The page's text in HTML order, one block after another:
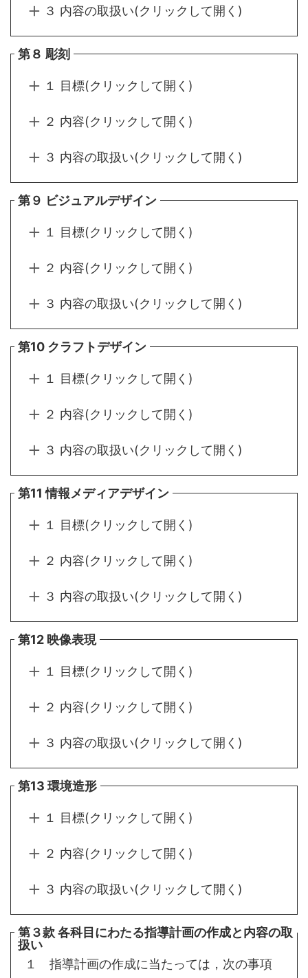
３ 内容の取扱い(クリックして開く)
第８ 彫刻
１ 目標(クリックして開く)
２ 内容(クリックして開く)
３ 内容の取扱い(クリックして開く)
第９ ビジュアルデザイン
１ 目標(クリックして開く)
２ 内容(クリックして開く)
３ 内容の取扱い(クリックして開く)
第10 クラフトデザイン
１ 目標(クリックして開く)
２ 内容(クリックして開く)
３ 内容の取扱い(クリックして開く)
第11 情報メディアデザイン
１ 目標(クリックして開く)
２ 内容(クリックして開く)
３ 内容の取扱い(クリックして開く)
第12 映像表現
１ 目標(クリックして開く)
２ 内容(クリックして開く)
３ 内容の取扱い(クリックして開く)
第13 環境造形
１ 目標(クリックして開く)
２ 内容(クリックして開く)
３ 内容の取扱い(クリックして開く)
第３款 各科目にわたる指導計画の作成と内容の取
扱い
１ 指導計画の作成に当たっては，次の事項